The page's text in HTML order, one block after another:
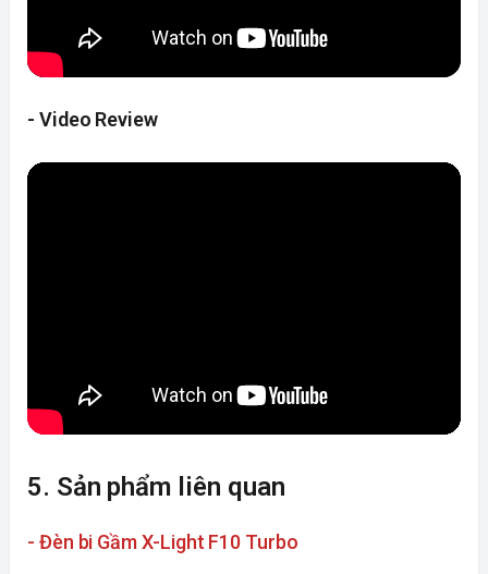
- Video Review
5. Sản phẩm liên quan
- Đèn bi Gầm X-Light F10 Turbo